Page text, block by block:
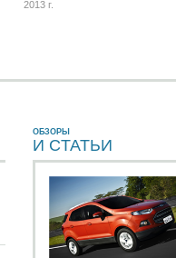
2013 г.
ОБЗОРЫ
И CТАТЬИ